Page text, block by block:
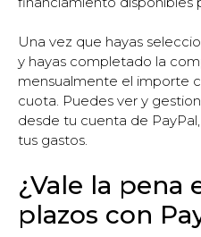
Una vez que hayas
y hayas completado la
mensualmente el importe
cuota. Puedes ver y
desde tu cuenta de
tus gastos.
¿Vale la pena
plazos con